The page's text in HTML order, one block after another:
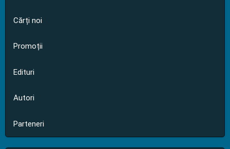
Cărți noi
Promoții
Edituri
Autori
Parteneri